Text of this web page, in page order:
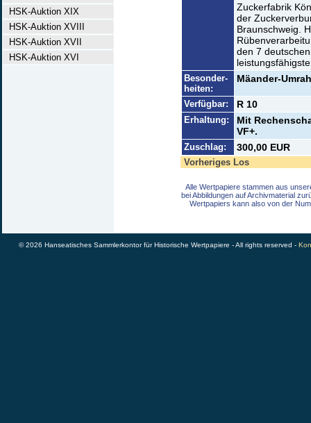
HSK-Auktion XIX
HSK-Auktion XVIII
HSK-Auktion XVII
HSK-Auktion XVI
Zuckerfabrik
der
Braunschweig.
den 7
Besonder-
heiten:
Mäander-
Verfügbar: R 10
Erhaltung:
Mit
VF+.
Zuschlag: 300,00 EUR
Vorheriges Los
Alle Wertpapiere stammen aus
bei Abbildungen auf Archivmaterial
Wertpapiers kann also von der
© 2026 Hanseatisches Sammlerkontor für Historische Wertpapiere - All rights reserved -